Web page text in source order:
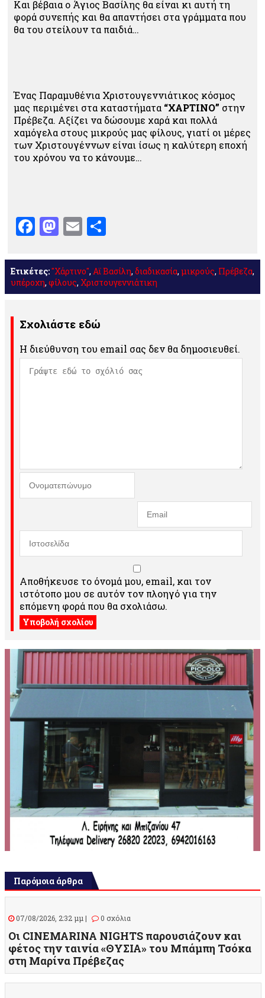
Και βέβαια ο Άγιος Βασίλης θα είναι κι αυτή τη
φορά συνεπής και θα απαντήσει στα γράμματα που
θα του στείλουν τα παιδιά…
Ένας Παραμυθένια Χριστουγεννιάτικος κόσμος
μας περιμένει στα καταστήματα “ΧΑΡΤΙΝΟ” στην
Πρέβεζα. Αξίζει να δώσουμε χαρά και πολλά
χαμόγελα στους μικρούς μας φίλους, γιατί οι μέρες
των Χριστουγέννων είναι ίσως η καλύτερη εποχή
του χρόνου να το κάνουμε…
Facebook
Mastodon
Email
Ετικέτες:"Χάρτινο", Αϊ Βασίλη, διαδικασία, μικρούς, Πρέβεζα,
υπέροχη, φίλους, Χριστουγεννιάτικη
Σχολιάστε εδώ
Η διεύθυνση του email σας δεν θα δημοσιευθεί.
Αποθήκευσε το όνομά μου, email, και τον
ιστότοπο μου σε αυτόν τον πλοηγό για την
επόμενη φορά που θα σχολιάσω.
Παρόμοια άρθρα
07/08/2026, 2:32 μμ | 0 σχόλια
Οι CINEMARINA NIGHTS παρουσιάζουν και
φέτος την ταινία «ΘΥΣΙΑ» του Μπάμπη Τσόκα
στη Μαρίνα Πρέβεζας